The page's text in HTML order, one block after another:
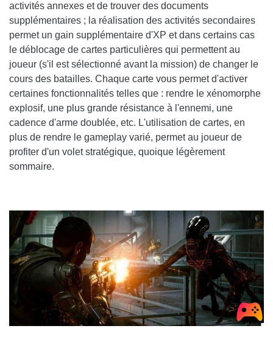
activités annexes et de trouver des documents
supplémentaires ; la réalisation des activités secondaires
permet un gain supplémentaire d'XP et dans certains cas
le déblocage de cartes particulières qui permettent au
joueur (s'il est sélectionné avant la mission) de changer le
cours des batailles. Chaque carte vous permet d'activer
certaines fonctionnalités telles que : rendre le xénomorphe
explosif, une plus grande résistance à l'ennemi, une
cadence d'arme doublée, etc. L'utilisation de cartes, en
plus de rendre le gameplay varié, permet au joueur de
profiter d'un volet stratégique, quoique légèrement
sommaire.